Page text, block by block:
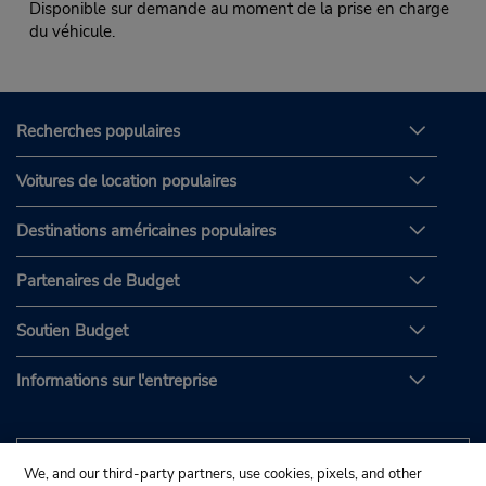
Disponible sur demande au moment de la prise en charge
du véhicule.
Recherches populaires
Voitures de location populaires
Destinations américaines populaires
Partenaires de Budget
Soutien Budget
Informations sur l'entreprise
We, and our third-party partners, use cookies, pixels, and other